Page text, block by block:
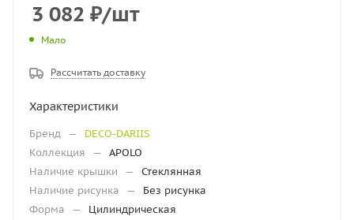
3 082 ₽/шт
Мало
Рассчитать доставку
Характеристики
Бренд —
DECO-DARIIS
Коллекция
—
APOLO
Наличие крышки
—
Стеклянная
Наличие рисунка
—
Без рисунка
Форма
—
Цилиндрическая